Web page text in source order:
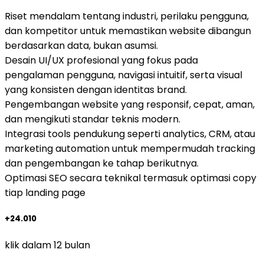
Riset mendalam tentang industri, perilaku pengguna,
dan kompetitor untuk memastikan website dibangun
berdasarkan data, bukan asumsi.
Desain UI/UX profesional yang fokus pada
pengalaman pengguna, navigasi intuitif, serta visual
yang konsisten dengan identitas brand.
Pengembangan website yang responsif, cepat, aman,
dan mengikuti standar teknis modern.
Integrasi tools pendukung seperti analytics, CRM, atau
marketing automation untuk mempermudah tracking
dan pengembangan ke tahap berikutnya.
Optimasi SEO secara teknikal termasuk optimasi copy
tiap landing page
+24.010
klik dalam 12 bulan